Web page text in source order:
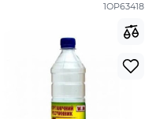
1ОР63418